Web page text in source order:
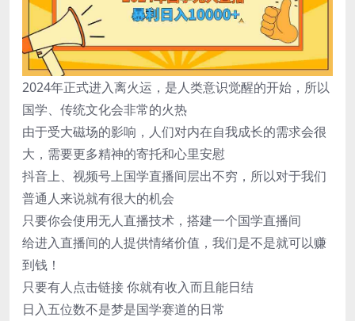
2024年正式进入离火运，是人类意识觉醒的开始，所以
国学、传统文化会非常的火热
由于受大磁场的影响，人们对内在自我成长的需求会很
大，需要更多精神的寄托和心里安慰
抖音上、视频号上国学直播间层出不穷，所以对于我们
普通人来说就有很大的机会
只要你会使用无人直播技术，搭建一个国学直播间
给进入直播间的人提供情绪价值，我们是不是就可以赚
到钱！
只要有人点击链接 你就有收入而且能日结
日入五位数不是梦是国学赛道的日常